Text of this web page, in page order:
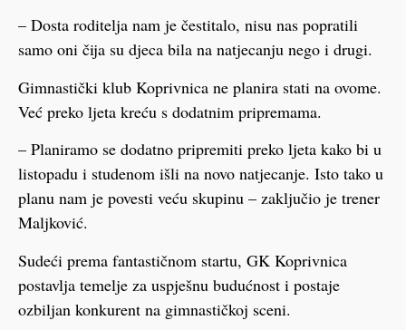
– Dosta roditelja nam je čestitalo, nisu nas popratili
samo oni čija su djeca bila na natjecanju nego i drugi.
Gimnastički klub Koprivnica ne planira stati na ovome.
Već preko ljeta kreću s dodatnim pripremama.
– Planiramo se dodatno pripremiti preko ljeta kako bi u
listopadu i studenom išli na novo natjecanje. Isto tako u
planu nam je povesti veću skupinu – zaključio je trener
Maljković.
Sudeći prema fantastičnom startu, GK Koprivnica
postavlja temelje za uspješnu budućnost i postaje
ozbiljan konkurent na gimnastičkoj sceni.